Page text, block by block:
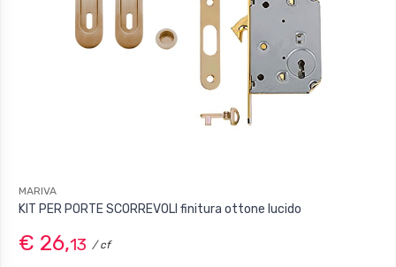
MARIVA
KIT PER PORTE SCORREVOLI finitura ottone lucido
€ 26,13 / cf